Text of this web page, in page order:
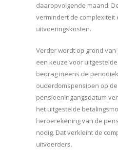
daaropvolgende maand.
vermindert de complexiteit
uitvoeringskosten.
Verder wordt op grond
een keuze voor
bedrag ineens de
ouderdomspensioen op de
pensioeningangsdatum
het uitgestelde
herberekening van de
nodig. Dat verkleint de
uitvoerders.